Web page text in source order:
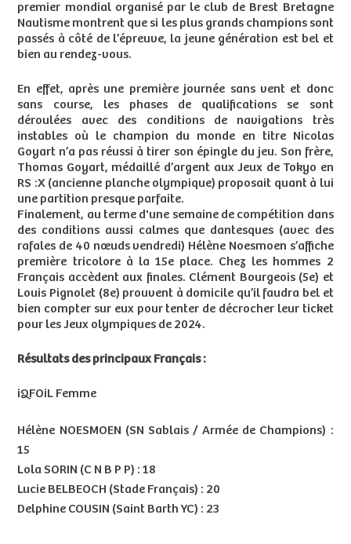
premier mondial organisé par le club de Brest Bretagne
Nautisme montrent que si les plus grands champions sont
passés à côté de l’épreuve, la jeune génération est bel et
bien au rendez-vous.
En effet, après une première journée sans vent et donc
sans course, les phases de qualifications se sont
déroulées avec des conditions de navigations très
instables où le champion du monde en titre Nicolas
Goyart n’a pas réussi à tirer son épingle du jeu. Son frère,
Thomas Goyart, médaillé d’argent aux Jeux de Tokyo en
RS :X (ancienne planche olympique) proposait quant à lui
une partition presque parfaite.
Finalement, au terme d'une semaine de compétition dans
des conditions aussi calmes que dantesques (avec des
rafales de 40 nœuds vendredi) Hélène Noesmoen s’affiche
première tricolore à la 15e place. Chez les hommes 2
Français accèdent aux finales. Clément Bourgeois (5e) et
Louis Pignolet (8e) prouvent à domicile qu’il faudra bel et
bien compter sur eux pour tenter de décrocher leur ticket
pour les Jeux olympiques de 2024.
Résultats des principaux Français :
iQFOiL Femme
Hélène NOESMOEN (SN Sablais / Armée de Champions) :
15
Lola SORIN (C N B P P) : 18
Lucie BELBEOCH (Stade Français) : 20
Delphine COUSIN (Saint Barth YC) : 23